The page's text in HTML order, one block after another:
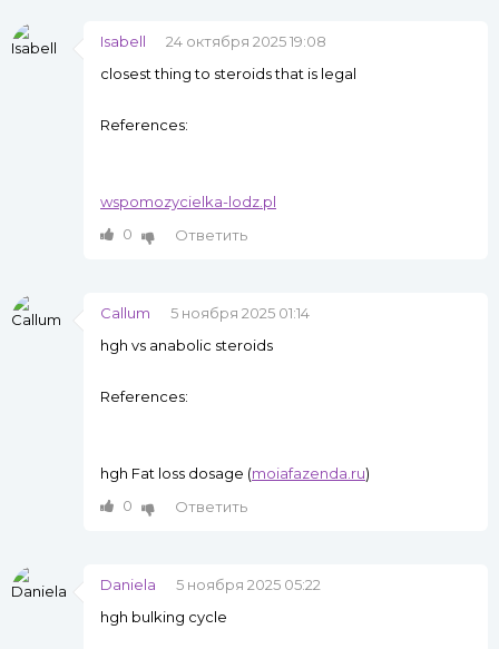
Isabell
24 октября 2025 19:08
closest thing to steroids that is legal
References:
wspomozycielka-lodz.pl
0
Ответить
Callum
5 ноября 2025 01:14
hgh vs anabolic steroids
References:
hgh Fat loss dosage (moiafazenda.ru)
0
Ответить
Daniela
5 ноября 2025 05:22
hgh bulking cycle